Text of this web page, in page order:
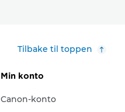
Tilbake til toppen
Min konto
Canon-konto